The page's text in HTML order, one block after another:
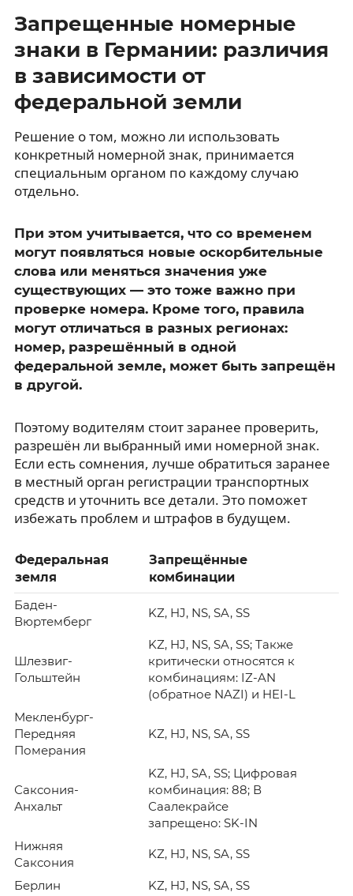
Запрещенные номерные
знаки в Германии: различия
в зависимости от
федеральной земли
Решение о том, можно ли использовать
конкретный номерной знак, принимается
специальным органом по каждому случаю
отдельно.
При этом учитывается, что со временем
могут появляться новые оскорбительные
слова или меняться значения уже
существующих — это тоже важно при
проверке номера. Кроме того, правила
могут отличаться в разных регионах:
номер, разрешённый в одной
федеральной земле, может быть запрещён
в другой.
Поэтому водителям стоит заранее проверить,
разрешён ли выбранный ими номерной знак.
Если есть сомнения, лучше обратиться заранее
в местный орган регистрации транспортных
средств и уточнить все детали. Это поможет
избежать проблем и штрафов в будущем.
Федеральная
земля
Запрещённые
комбинации
Баден-
Вюртемберг
KZ, HJ, NS, SA, SS
Шлезвиг-
Гольштейн
KZ, HJ, NS, SA, SS; Также
критически относятся к
комбинациям: IZ-AN
(обратное NAZI) и HEI-L
Мекленбург-
Передняя
Померания
KZ, HJ, NS, SA, SS
Саксония-
Анхальт
KZ, HJ, SA, SS; Цифровая
комбинация: 88; В
Саалекрайсе
запрещено: SK-IN
Нижняя
Саксония
KZ, HJ, NS, SA, SS
Берлин KZ, HJ, NS, SA, SS